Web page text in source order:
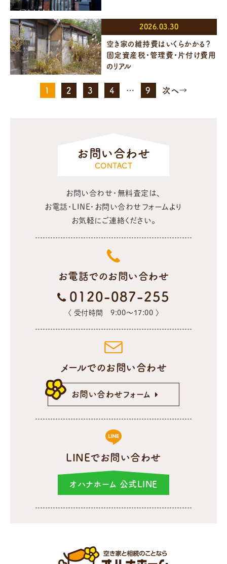
2026.03.30
空き家の維持費はいくらかかる？
固定資産税・管理費・片付け費用
のリアル
1 2 3 4 … 9 次へ→
お問い合わせ
CONTACT
お問い合わせ・無料査定は、
お電話・LINE・お問い合わせフォームより
お気軽にご連絡ください。
お電話でのお問い合わせ
0120-087-255
〈 受付時間 9:00〜17:00 〉
メールでのお問い合わせ
お問い合わせフォーム
LINEでお問い合わせ
オハナホーム 公式LINE